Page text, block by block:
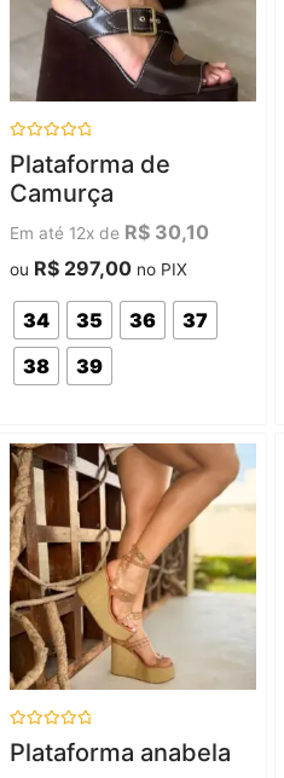
0
5
Plataforma de
Camurça
Em até 12x de R$ 30,10
ou R$ 297,00 no PIX
34 35 36
37
38
39
0
Plataforma anabela